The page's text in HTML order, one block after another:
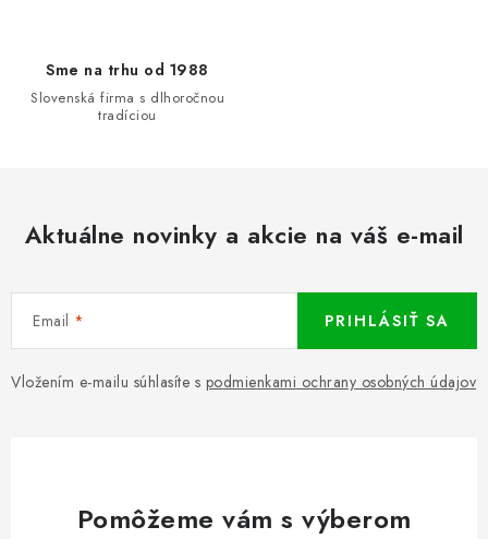
Sme na trhu od 1988
Slovenská firma s dlhoročnou
tradíciou
Aktuálne novinky a akcie na váš e-mail
Email
Vložením e-mailu súhlasíte s podmienkami ochrany osobných údajov
PRIHLÁSIŤ SA
Pomôžeme vám s výberom